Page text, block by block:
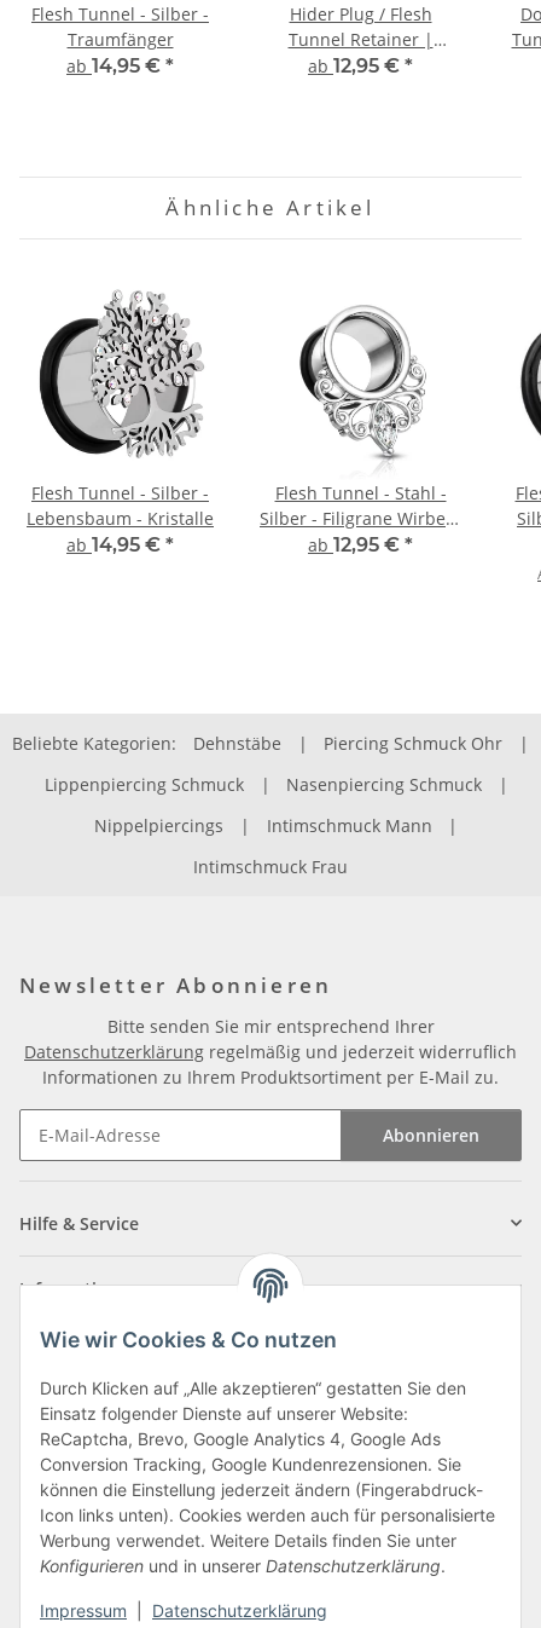
Wie wir Cookies & Co nutzen
Durch Klicken auf „Alle akzeptieren“ gestatten Sie den
Einsatz folgender Dienste auf unserer Website:
ReCaptcha, Brevo, Google Analytics 4, Google Ads
Conversion Tracking, Google Kundenrezensionen. Sie
können die Einstellung jederzeit ändern (Fingerabdruck-
Icon links unten). Cookies werden auch für personalisierte
Werbung verwendet. Weitere Details finden Sie unter
Konfigurieren und in unserer Datenschutzerklärung.
Impressum Datenschutzerklärung
Flesh Tunnel - Silber -
Traumfänger
ab 14,95 € *
Hider Plug / Flesh
Tunnel Retainer |
Hautfarbener Ohrplug
ab 12,95 € *
Ähnliche Artikel
Flesh Tunnel - Silber -
Lebensbaum - Kristalle
ab 14,95 € *
Flesh Tunnel - Stahl -
Silber - Filigrane Wirbel -
Kristall
ab 12,95 € *
Beliebte Kategorien: Dehnstäbe | Piercing Schmuck Ohr
|
Lippenpiercing Schmuck
| Nasenpiercing Schmuck
|
Nippelpiercings
| Intimschmuck Mann
|
Intimschmuck Frau
Newsletter Abonnieren
Bitte senden Sie mir entsprechend Ihrer
Datenschutzerklärung regelmäßig und jederzeit widerruflich
Informationen zu Ihrem Produktsortiment per E-Mail zu.
Abonnieren
Hilfe & Service
Informationen
Zahlungsarten
Vertrag widerrufen